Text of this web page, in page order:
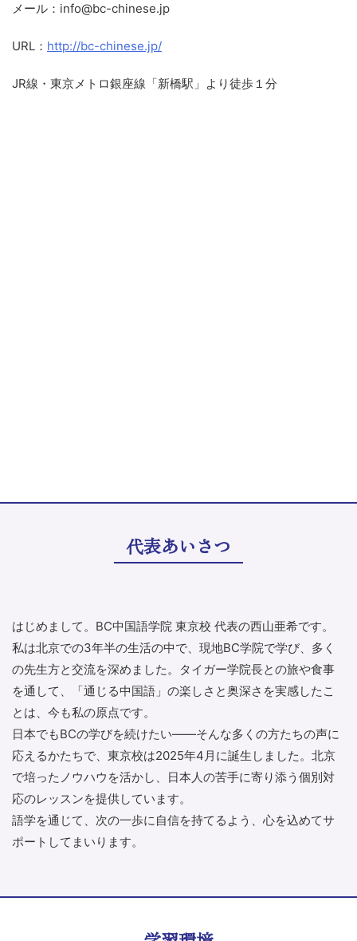
メール：info@bc-chinese.jp
URL： http://bc-chinese.jp/
JR線・東京メトロ銀座線「新橋駅」より徒歩１分
代表あいさつ
はじめまして。BC中国語学院 東京校 代表の西山亜希です。
私は北京での3年半の生活の中で、現地BC学院で学び、多く
の先生方と交流を深めました。タイガー学院長との旅や食事
を通して、「通じる中国語」の楽しさと奥深さを実感したこ
とは、今も私の原点です。
日本でもBCの学びを続けたい――そんな多くの方たちの声に
応えるかたちで、東京校は2025年4月に誕生しました。北京
で培ったノウハウを活かし、日本人の苦手に寄り添う個別対
応のレッスンを提供しています。
語学を通じて、次の一歩に自信を持てるよう、心を込めてサ
ポートしてまいります。